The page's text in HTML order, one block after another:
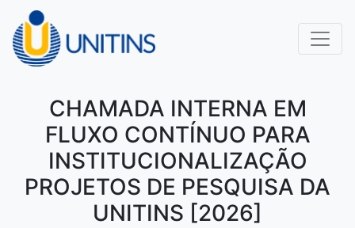
CHAMADA INTERNA EM
FLUXO CONTÍNUO PARA
INSTITUCIONALIZAÇÃO
PROJETOS DE PESQUISA DA
UNITINS [2026]